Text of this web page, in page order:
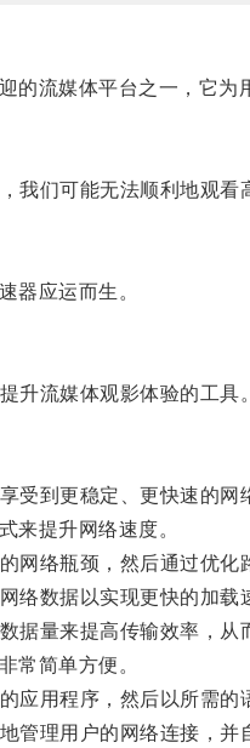
流媒体平台之一，它为
们可能无法顺利地观看
应运而生。
流媒体观影体验的工具。
到更稳定、更快速的网
提升网络速度。
络瓶颈，然后通过优化
数据以实现更快的加载
量来提高传输效率，从
简单方便。
用程序，然后以所需的
理用户的网络连接，并